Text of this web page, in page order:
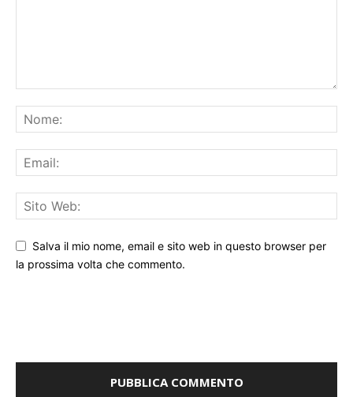
Salva il mio nome, email e sito web in questo browser per
la prossima volta che commento.